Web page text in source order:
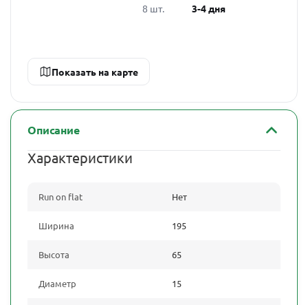
8 шт. 3-4 дня
Показать на карте
Описание
Характеристики
Run on flat Нет
Ширина 195
Высота 65
Диаметр 15